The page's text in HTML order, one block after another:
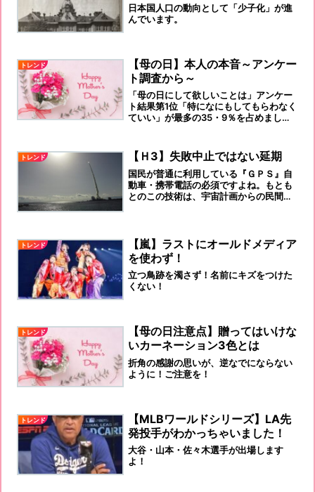
日本国人口の動向として「少子化」が進
んでいます。
トレンド
【母の日】本人の本音～アンケー
ト調査から～
「母の日にして欲しいことは」アンケー
ト結果第1位「特になにもしてもらわなく
ていい」が最多の35・9％を占めまし
トレンド 【Ｈ3】失敗中止ではない延期
国民が普通に利用している『ＧＰＳ』自
動車・携帯電話の必須ですよね。もとも
とのこの技術は、宇宙計画からの民間利
トレンド
【嵐】ラストにオールドメディア
を使わず！
立つ鳥跡を濁さず！名前にキズをつけた
くない！
トレンド
【母の日注意点】贈ってはいけな
いカーネーション3色とは
折角の感謝の思いが、逆なでにならない
ように！ご注意を！
トレンド
【MLBワールドシリーズ】LA先
発投手がわかっちゃいました！
大谷・山本・佐々木選手が出場します
よ！